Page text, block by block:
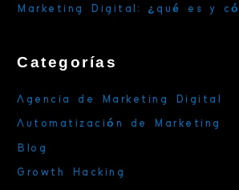
Marketing Digital: ¿qué es y
Categorías
Agencia de Marketing Digital
Automatización de Marketing
Blog
Growth Hacking